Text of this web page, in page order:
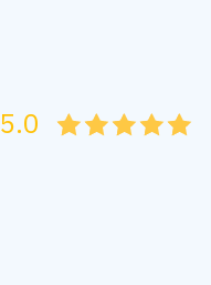
45
4
35
3
25
2
15
1
05
5.0